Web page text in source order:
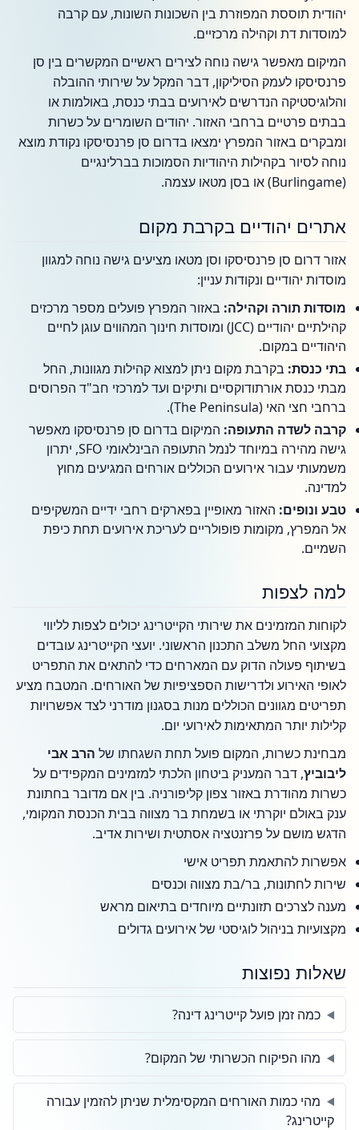
יהודית תוססת המפוזרת בין השכונות השונות, עם קרבה
למוסדות דת וקהילה מרכזיים.
המיקום מאפשר גישה נוחה לצירים ראשיים המקשרים בין סן
פרנסיסקו לעמק הסיליקון, דבר המקל על שירותי ההובלה
והלוגיסטיקה הנדרשים לאירועים בבתי כנסת, באולמות או
בבתים פרטיים ברחבי האזור. יהודים השומרים על כשרות
ומבקרים באזור המפרץ ימצאו בדרום סן פרנסיסקו נקודת מוצא
נוחה לסיור בקהילות היהודיות הסמוכות בברלינגיים
(Burlingame) או בסן מטאו עצמה.
אתרים יהודיים בקרבת מקום
אזור דרום סן פרנסיסקו וסן מטאו מציעים גישה נוחה למגוון
מוסדות יהודיים ונקודות עניין:
מוסדות תורה וקהילה: באזור המפרץ פועלים מספר מרכזים
קהילתיים יהודיים (JCC) ומוסדות חינוך המהווים עוגן לחיים
היהודיים במקום.
בתי כנסת: בקרבת מקום ניתן למצוא קהילות מגוונות, החל
מבתי כנסת אורתודוקסיים ותיקים ועד למרכזי חב"ד הפרוסים
ברחבי חצי האי (The Peninsula).
קרבה לשדה התעופה: המיקום בדרום סן פרנסיסקו מאפשר
גישה מהירה במיוחד לנמל התעופה הבינלאומי SFO, יתרון
משמעותי עבור אירועים הכוללים אורחים המגיעים מחוץ
למדינה.
טבע ונופים: האזור מאופיין בפארקים רחבי ידיים המשקיפים
אל המפרץ, מקומות פופולריים לעריכת אירועים תחת כיפת
השמיים.
למה לצפות
לקוחות המזמינים את שירותי הקייטרינג יכולים לצפות לליווי
מקצועי החל משלב התכנון הראשוני. יועצי הקייטרינג עובדים
בשיתוף פעולה הדוק עם המארחים כדי להתאים את התפריט
לאופי האירוע ולדרישות הספציפיות של האורחים. המטבח מציע
תפריטים מגוונים הכוללים מנות בסגנון מודרני לצד אפשרויות
קלילות יותר המתאימות לאירועי יום.
מבחינת כשרות, המקום פועל תחת השגחתו של הרב אבי
ליבוביץ, דבר המעניק ביטחון הלכתי למזמינים המקפידים על
כשרות מהודרת באזור צפון קליפורניה. בין אם מדובר בחתונת
ענק באולם יוקרתי או בשמחת בר מצווה בבית הכנסת המקומי,
הדגש מושם על פרזנטציה אסתטית ושירות אדיב.
אפשרות להתאמת תפריט אישי
שירות לחתונות, בר/בת מצווה וכנסים
מענה לצרכים תזונתיים מיוחדים בתיאום מראש
מקצועיות בניהול לוגיסטי של אירועים גדולים
שאלות נפוצות
כמה זמן פועל קייטרינג דינה?
מהו הפיקוח הכשרותי של המקום?
מהי כמות האורחים המקסימלית שניתן להזמין עבורה
קייטרינג?